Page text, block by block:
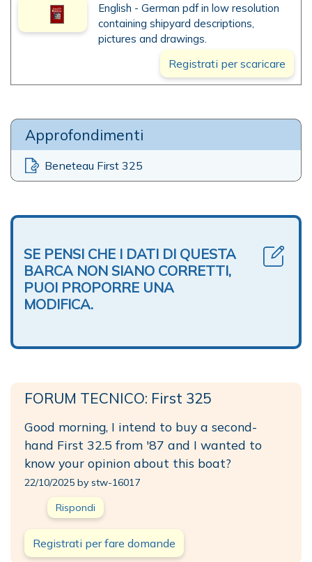
English - German pdf in low resolution
containing shipyard descriptions,
pictures and drawings.
Registrati per scaricare
Approfondimenti
Beneteau First 325
SE PENSI CHE I DATI DI QUESTA
BARCA NON SIANO CORRETTI,
PUOI PROPORRE UNA
MODIFICA.
FORUM TECNICO: First 325
Good morning, I intend to buy a second-
hand First 32.5 from '87 and I wanted to
know your opinion about this boat?
22/10/2025 by stw-16017
Rispondi
Registrati per fare domande